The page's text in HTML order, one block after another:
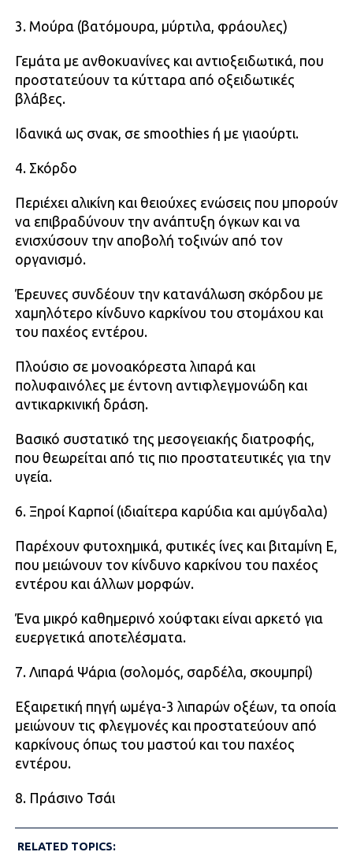
3. Μούρα (βατόμουρα, μύρτιλα, φράουλες)
Γεμάτα με ανθοκυανίνες και αντιοξειδωτικά, που
προστατεύουν τα κύτταρα από οξειδωτικές
βλάβες.
Ιδανικά ως σνακ, σε smoothies ή με γιαούρτι.
4. Σκόρδο
Περιέχει αλικίνη και θειούχες ενώσεις που μπορούν
να επιβραδύνουν την ανάπτυξη όγκων και να
ενισχύσουν την αποβολή τοξινών από τον
οργανισμό.
Έρευνες συνδέουν την κατανάλωση σκόρδου με
χαμηλότερο κίνδυνο καρκίνου του στομάχου και
του παχέος εντέρου.
Πλούσιο σε μονοακόρεστα λιπαρά και
πολυφαινόλες με έντονη αντιφλεγμονώδη και
αντικαρκινική δράση.
Βασικό συστατικό της μεσογειακής διατροφής,
που θεωρείται από τις πιο προστατευτικές για την
υγεία.
6. Ξηροί Καρποί (ιδιαίτερα καρύδια και αμύγδαλα)
Παρέχουν φυτοχημικά, φυτικές ίνες και βιταμίνη Ε,
που μειώνουν τον κίνδυνο καρκίνου του παχέος
εντέρου και άλλων μορφών.
Ένα μικρό καθημερινό χούφτακι είναι αρκετό για
ευεργετικά αποτελέσματα.
7. Λιπαρά Ψάρια (σολομός, σαρδέλα, σκουμπρί)
Εξαιρετική πηγή ωμέγα-3 λιπαρών οξέων, τα οποία
μειώνουν τις φλεγμονές και προστατεύουν από
καρκίνους όπως του μαστού και του παχέος
εντέρου.
8. Πράσινο Τσάι
RELATED TOPICS: